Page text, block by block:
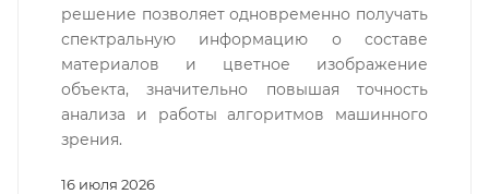
16 июля 2026
решение позволяет одновременно получать
спектральную информацию о составе
материалов и цветное изображение
объекта, значительно повышая точность
анализа и работы алгоритмов машинного
зрения.